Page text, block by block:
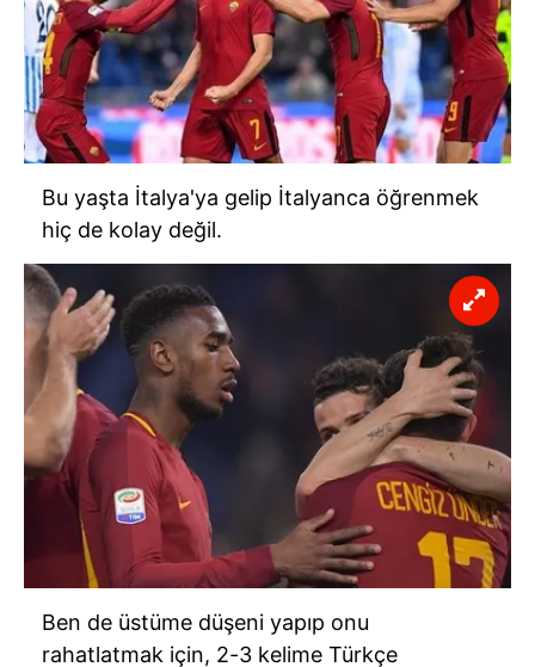
kılınması ve kişiselleştirilmesi ve sizlere yönelik
reklam/pazarlama faaliyetlerinin yapılması, amaçlarıyla
sınırlı olarak açık rızanız dahilinde kullanılacaktır.
Çerezlere ilişkin tercihlerinizi aşağıda yer alan panel
vasıtasıyla belirleyebilirsiniz. Çerezlere ilişkin detaylı bilgi
için Ayarlar butonuna tıklayabilir,Çerez Bilgilendirme
Metnimizi ziyaret edebilirsiniz.
6698 sayılı Kişisel Verilerin Korunması Kanunu uyarınca
hazırlanmış Aydınlatma Metnimizi okumak ve sitemizde
ilgili mevzuata uygun olarak kullanılan çerezlerle ilgili bilgi
almak için lütfentıklayınız
Bu yaşta İtalya'ya gelip İtalyanca öğrenmek
hiç de kolay değil.
Ben de üstüme düşeni yapıp onu
rahatlatmak için, 2-3 kelime Türkçe